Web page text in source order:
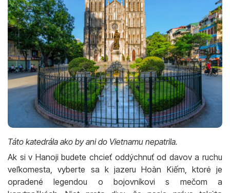
Táto katedrála ako by ani do Vietnamu nepatrila.
Ak si v Hanoji budete chcieť oddýchnuť od davov a ruchu
veľkomesta, vyberte sa k jazeru Hoàn Kiếm, ktoré je
opradené legendou o bojovníkovi s mečom a